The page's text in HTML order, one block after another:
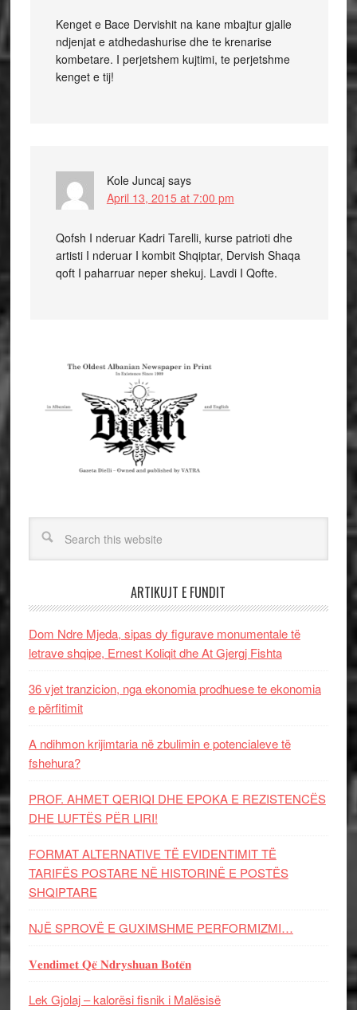
Kenget e Bace Dervishit na kane mbajtur gjalle
ndjenjat e atdhedashurise dhe te krenarise
kombetare. I perjetshem kujtimi, te perjetshme
kenget e tij!
Kole Juncaj says
April 13, 2015 at 7:00 pm
Qofsh I nderuar Kadri Tarelli, kurse patrioti dhe
artisti I nderuar I kombit Shqiptar, Dervish Shaqa
qoft I paharruar neper shekuj. Lavdi I Qofte.
ARTIKUJT E FUNDIT
Dom Ndre Mjeda, sipas dy figurave monumentale të
letrave shqipe, Ernest Koliqit dhe At Gjergj Fishta
36 vjet tranzicion, nga ekonomia prodhuese te ekonomia
e përfitimit
A ndihmon krijimtaria në zbulimin e potencialeve të
fshehura?
PROF. AHMET QERIQI DHE EPOKA E REZISTENCЁS
DHE LUFTЁS PЁR LIRI!
FORMAT ALTERNATIVE TË EVIDENTIMIT TË
TARIFËS POSTARE NË HISTORINË E POSTËS
SHQIPTARE
NJË SPROVË E GUXIMSHME PERFORMIZMI…
𝐕𝐞𝐧𝐝𝐢𝐦𝐞𝐭 𝐐𝐞̈ 𝐍𝐝𝐫𝐲𝐬𝐡𝐮𝐚𝐧 𝐁𝐨𝐭𝐞̈𝐧
Lek Gjolaj – kalorësi fisnik i Malësisë